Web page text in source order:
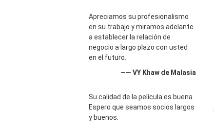
Apreciamos su profesionalismo
en su trabajo y miramos adelante
a establecer la relación de
negocio a largo plazo con usted
en el futuro.
—— VY Khaw de Malasia
Su calidad de la película es buena.
Espero que seamos socios largos
y buenos.